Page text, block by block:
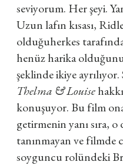
seviyorum. Her şeyi.
Uzun lafın kısası,
olduğuherkes
henüz harika
şeklinde ikiye
Thelma & Louise
konuşuyor. Bu film
getirmenin yanı sıra,
tanınmayan ve filmde
soyguncu rolündeki